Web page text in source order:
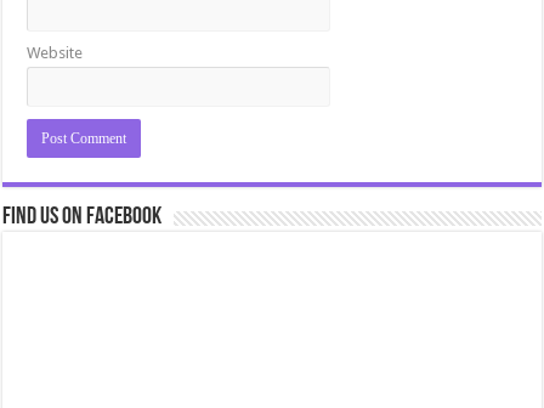
Website
Find us on Facebook